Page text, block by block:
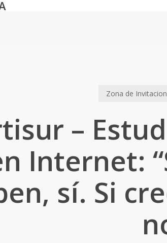
Zona de
–
Internet:
sí. Si